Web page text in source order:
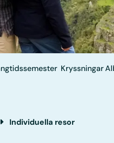
Kryssningar
Individuella resor